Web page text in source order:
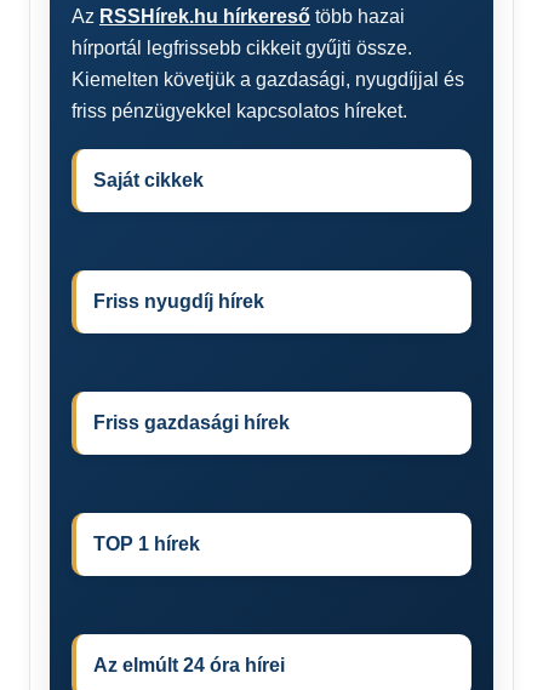
Az RSSHírek.hu hírkereső több hazai
hírportál legfrissebb cikkeit gyűjti össze.
Kiemelten követjük a gazdasági, nyugdíjjal és
friss pénzügyekkel kapcsolatos híreket.
Saját cikkek
Friss nyugdíj hírek
Friss gazdasági hírek
TOP 1 hírek
Az elmúlt 24 óra hírei